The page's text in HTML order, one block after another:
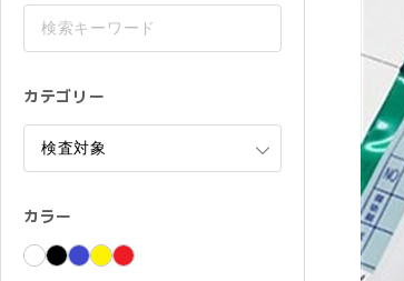
カテゴリー
カラー